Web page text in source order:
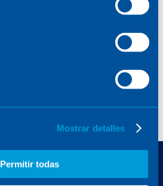
Mostrar detalles
Permitir todas